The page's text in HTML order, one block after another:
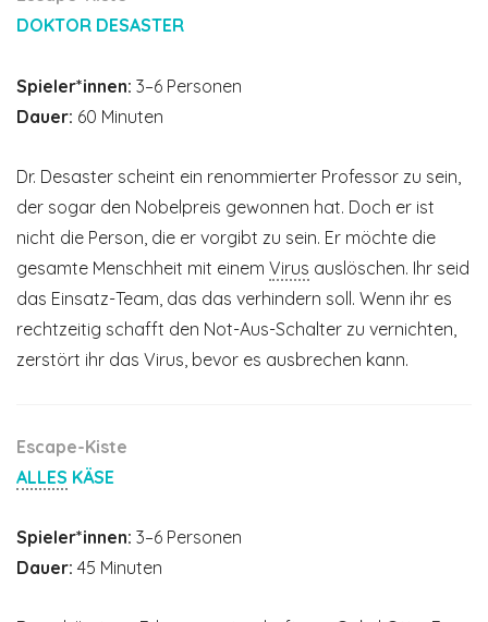
DOKTOR DESASTER
Spieler*innen: 3–6 Personen
Dauer: 60 Minuten
Dr. Desaster scheint ein renommierter Professor zu sein,
der sogar den Nobelpreis gewonnen hat. Doch er ist
nicht die Person, die er vorgibt zu sein. Er möchte die
gesamte Menschheit mit einem Virus auslöschen. Ihr seid
das Einsatz-Team, das das verhindern soll. Wenn ihr es
rechtzeitig schafft den Not-Aus-Schalter zu vernichten,
zerstört ihr das Virus, bevor es ausbrechen kann.
Escape-Kiste
ALLES KÄSE
Spieler*innen: 3–6 Personen
Dauer: 45 Minuten